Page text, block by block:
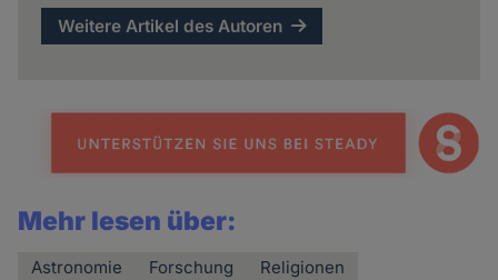
Weitere Artikel des Autoren
Mehr lesen über:
Astronomie Forschung Religionen